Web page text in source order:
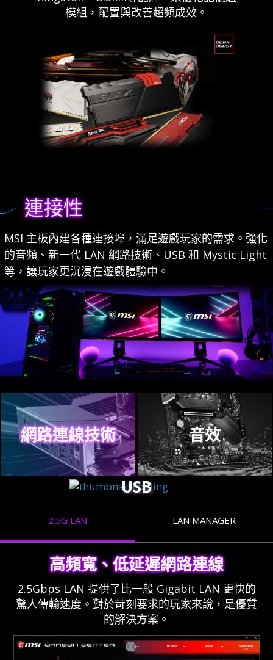
模組，配置與改善超頻成效。
連接性
MSI 主板內建各種連接埠，滿足遊戲玩家的需求。強化
的音頻、新一代 LAN 網路技術、USB 和 Mystic Light
等，讓玩家更沉浸在遊戲體驗中。
網路連線技術 音效
USB
2.5G LAN LAN MANAGER
高頻寬、低延遲網路連線
2.5Gbps LAN 提供了比一般 Gigabit LAN 更快的
驚人傳輸速度。對於苛刻要求的玩家來說，是優質
的解決方案。